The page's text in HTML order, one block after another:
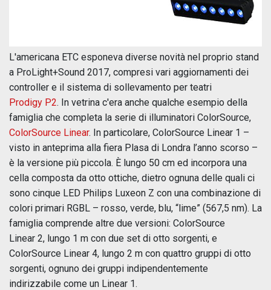
L'americana ETC esponeva diverse novità nel proprio stand
a ProLight+Sound 2017, compresi vari aggiornamenti dei
controller e il sistema di sollevamento per teatri
Prodigy P2. In vetrina c'era anche qualche esempio della
famiglia che completa la serie di illuminatori ColorSource,
ColorSource Linear. In particolare, ColorSource Linear 1 –
visto in anteprima alla fiera Plasa di Londra l’anno scorso –
è la versione più piccola. È lungo 50 cm ed incorpora una
cella composta da otto ottiche, dietro ognuna delle quali ci
sono cinque LED Philips Luxeon Z con una combinazione di
colori primari RGBL – rosso, verde, blu, “lime” (567,5 nm). La
famiglia comprende altre due versioni: ColorSource
Linear 2, lungo 1 m con due set di otto sorgenti, e
ColorSource Linear 4, lungo 2 m con quattro gruppi di otto
sorgenti, ognuno dei gruppi indipendentemente
indirizzabile come un Linear 1.